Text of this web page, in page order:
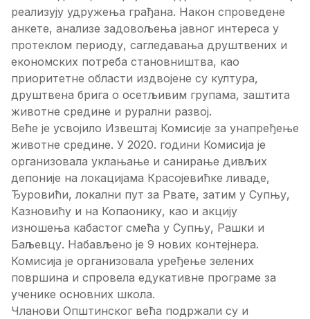
реализују удружења грађана. Након спроведене
анкете, анализе задовољења јавног интереса у
протеклом периоду, сагледавања друштвених и
економских потреба становништва, као
приоритетне области издвојене су култура,
друштвена брига о осетљивим групама, заштита
животне средине и рурални развој.
Веће је усвојило Извештај Комисије за унапређење
животне средине. У 2020. години Комисија је
организовала уклањање и санирање дивљих
депоније на локацијама Красојевићке ливаде,
Ђуровићи, локални пут за Рвате, затим у Супњу,
Казновићу и на Копаонику, као и акцију
изношења кабастог смећа у Супњу, Рашки и
Баљевцу. Набављено је 9 нових контејнера.
Комисија је организовала уређење зелених
површина и спровела едукативне програме за
ученике основних школа.
Чланови Општинског већа подржали су и